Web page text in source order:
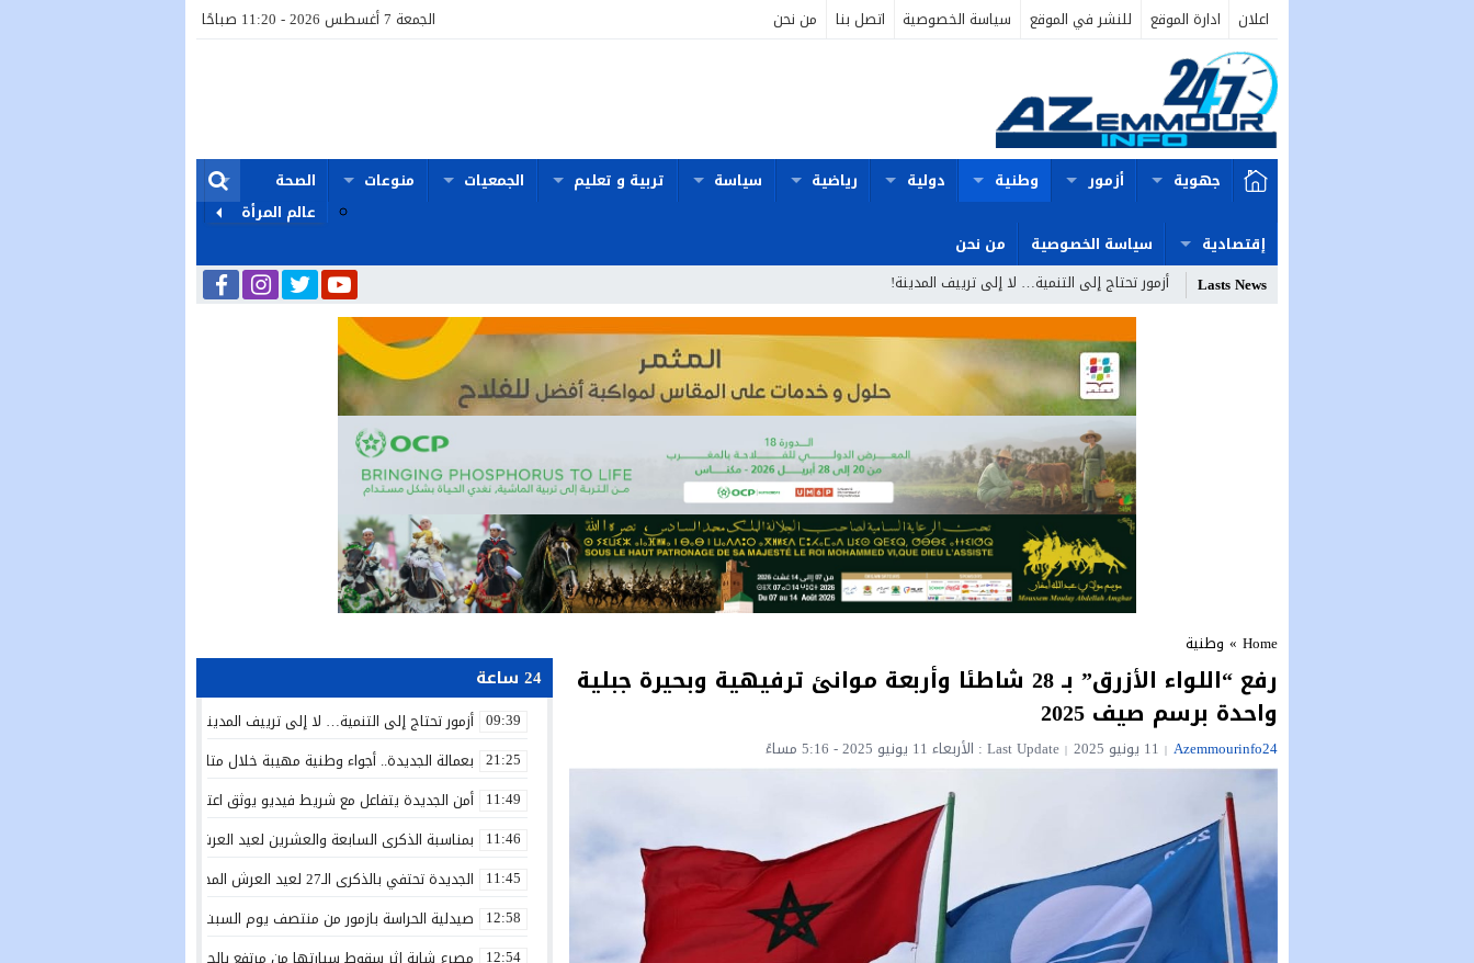
اعلان ادارة الموقع للنشر في الموقع سياسة الخصوصية اتصل بنا من نحن الجمعة 7 أغسطس 2026 - 11:20 صباحًا
جهوية أزمور وطنية دولية رياضية سياسة تربية و تعليم الجمعيات منوعات
الصحة
عالم المرأة
إقتصادية
سياسة الخصوصية
من نحن
Lasts News
أزمور تحتاج إلى التنمية… لا إلى ترييف المدينة!
Home
» وطنية
رفع “اللواء الأزرق” بـ 28 شاطئا وأربعة موانئ ترفيهية وبحيرة جبلية
واحدة برسم صيف 2025
Azemmourinfo24 11 يونيو 2025 Last Update : الأربعاء 11 يونيو 2025 - 5:16 مساءً
24 ساعة
09:39 أزمور تحتاج إلى التنمية… لا إلى ترييف المدينة!
21:25 بعمالة الجديدة.. أجواء وطنية مهيبة خلال متابعة الخطاب الملكي السامي بمناسبة الذكرى الـ27
11:49 أمن الجديدة يتفاعل مع شريط فيديو يوثق اعتداءً بالسلاح الأبيض ويوقف
11:46 بمناسبة الذكرى السابعة والعشرين لعيد العرش المجيد.. تدشين دار الطالبة
11:45 الجديدة تحتفي بالذكرى الـ27 لعيد العرش المجيد بتدشين مشاريع تنموية واجتماعية وتعزيز مبادرات الإدماج
12:58 صيدلية الحراسة بازمور من منتصف يوم السبت 25يوليوز الى غاية منتصف يوم السبت 1 غشت 2026
12:54